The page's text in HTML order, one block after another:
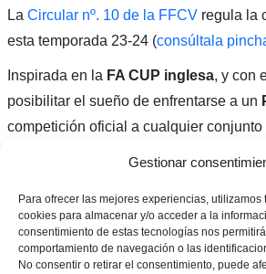
Gestionar
Para ofrecer las mejores experiencias,
cookies para almacenar y/o acceder a la
consentimiento de estas tecnologías nos
comportamiento de navegación o las
No consentir o retirar el consentimiento, puede
La Circular nº. 10 de la FFCV regula la
esta temporada 23-24 (consúltala
Inspirada en la FA CUP inglesa, y con
posibilitar el sueño de enfrentarse a un
competición oficial a cualquier conjunto
campos en el fútbol más humilde e
aficiones y localidades de toda la
ElQuatre CaminsdeCarcaixentfue
esta situación. El encuentro se jugó a la